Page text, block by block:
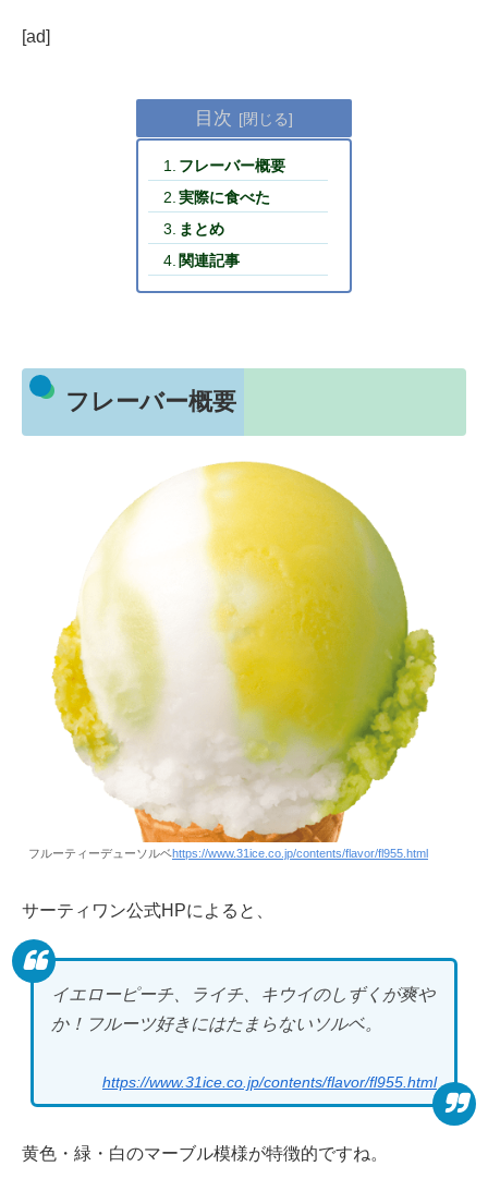
[ad]
目次
フレーバー概要
実際に食べた
まとめ
関連記事
フレーバー概要
フルーティーデューソルベhttps://www.31ice.co.jp/contents/flavor/fl955.html
サーティワン公式HPによると、
イエローピーチ、ライチ、キウイのしずくが爽や
か！フルーツ好きにはたまらないソルベ。
https://www.31ice.co.jp/contents/flavor/fl955.html
黄色・緑・白のマーブル模様が特徴的ですね。